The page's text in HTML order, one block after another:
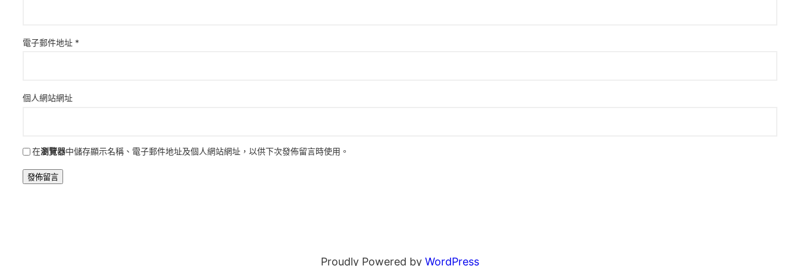
電子郵件地址 *
個人網站網址
在瀏覽器中儲存顯示名稱、電子郵件地址及個人網站網址，以供下次發佈留言時使用。
Proudly Powered by WordPress